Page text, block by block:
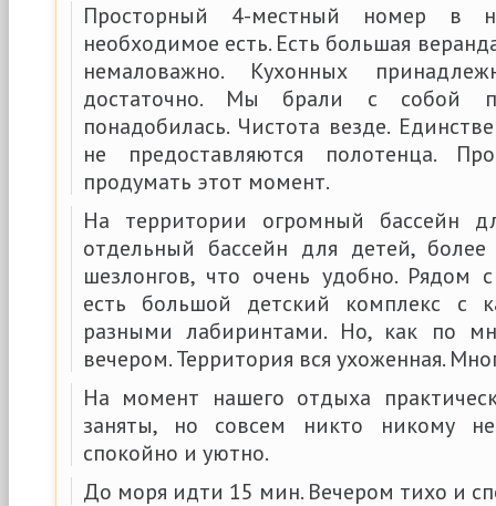
Просторный 4-местный номер в
необходимое есть. Есть большая
немаловажно. Кухонных
достаточно. Мы брали с собой
понадобилась. Чистота везде.
не предоставляются полотенца.
продумать этот момент.
На территории огромный бассейн
отдельный бассейн для детей,
шезлонгов, что очень удобно. Рядом
есть большой детский комплекс с
разными лабиринтами. Но, как по
вечером. Территория вся ухоженная.
На момент нашего отдыха
заняты, но совсем никто никому
спокойно и уютно.
До моря идти 15 мин. Вечером тихо и